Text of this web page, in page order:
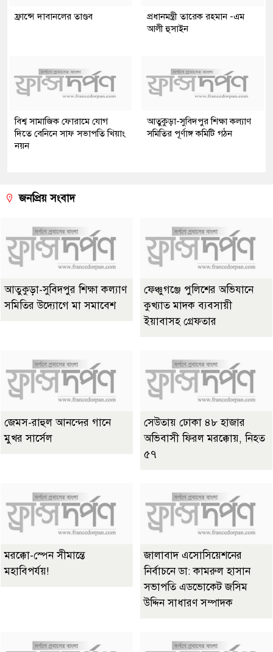
ফ্রান্সে দাবানলের তাণ্ডব
প্রধানমন্ত্রী তারেক রহমান -এম
আলী হুসাইন
বিশ্ব সামাজিক ফোরামে যোগ
দিতে বেনিনে সাফ সভাপতি খিয়াং
নয়ন
আতুকুড়া-সুবিদপুর শিক্ষা কল্যাণ
সমিতির পূর্ণাঙ্গ কমিটি গঠন
জনপ্রিয় সংবাদ
আতুকুড়া-সুবিদপুর শিক্ষা কল্যাণ
সমিতির উদ্যোগে মা সমাবেশ
ফেঞ্চুগঞ্জে পুলিশের অভিযানে
কুখ্যাত মাদক ব্যবসায়ী
ইয়াবাসহ গ্রেফতার
জেমস-রাহুল আনন্দের গানে
মুখর সার্সেল
সেউতায় ঢোকা ৪৮ হাজার
অভিবাসী ফিরল মরক্কোয়, নিহত
৫৭
মরক্কো-স্পেন সীমান্তে
মহাবিপর্যয়!
জালাবাদ এসোসিয়েশনের
নির্বাচনে ডা: কামরুল হাসান
সভাপতি এডভোকেট জসিম
উদ্দিন সাধারণ সম্পাদক